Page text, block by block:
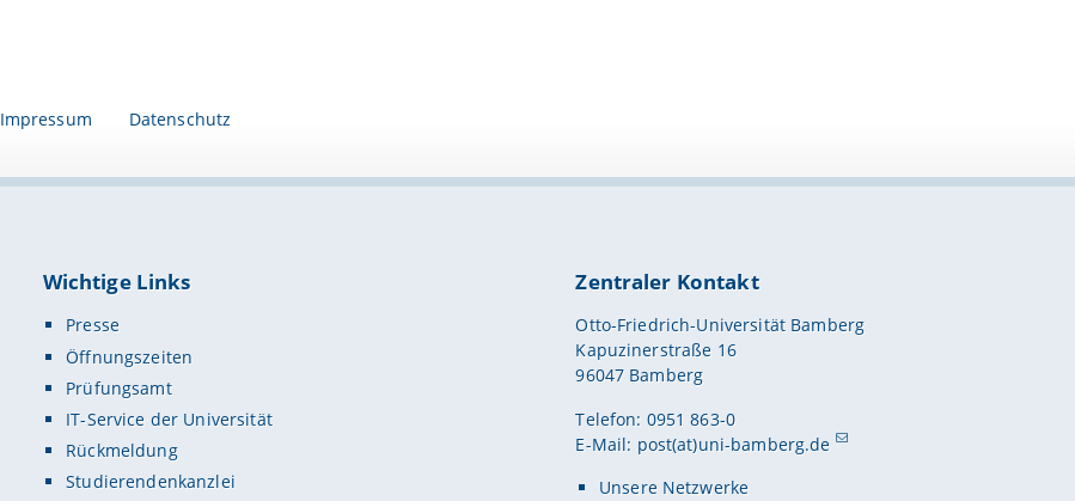
Impressum Datenschutz
Wichtige Links
Presse
Öffnungszeiten
Prüfungsamt
IT-Service der Universität
Rückmeldung
Studierendenkanzlei
Zentraler Kontakt
Otto-Friedrich-Universität Bamberg
Kapuzinerstraße 16
96047 Bamberg
Telefon: 0951 863-0
E-Mail: post(at)uni-bamberg.de
Unsere Netzwerke